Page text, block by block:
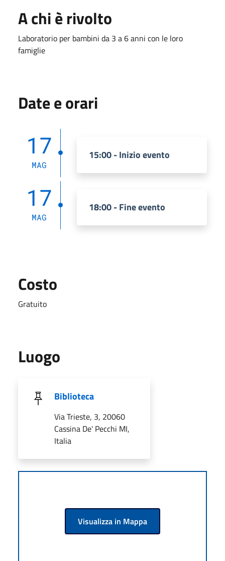
A chi è rivolto
Laboratorio per bambini da 3 a 6 anni con le loro
famiglie
Date e orari
17
MAG
15:00 - Inizio evento
17
MAG
18:00 - Fine evento
Costo
Gratuito
Luogo
Biblioteca
Via Trieste, 3, 20060
Cassina De' Pecchi MI,
Italia
Visualizza in Mappa